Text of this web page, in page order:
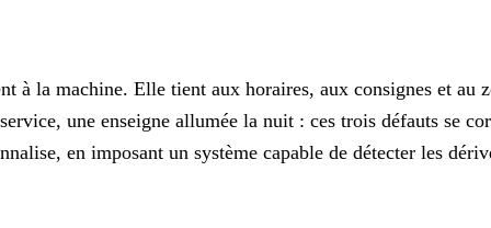
à la machine. Elle tient aux horaires, aux consignes et
une enseigne allumée la nuit : ces trois défauts se
en imposant un système capable de détecter les